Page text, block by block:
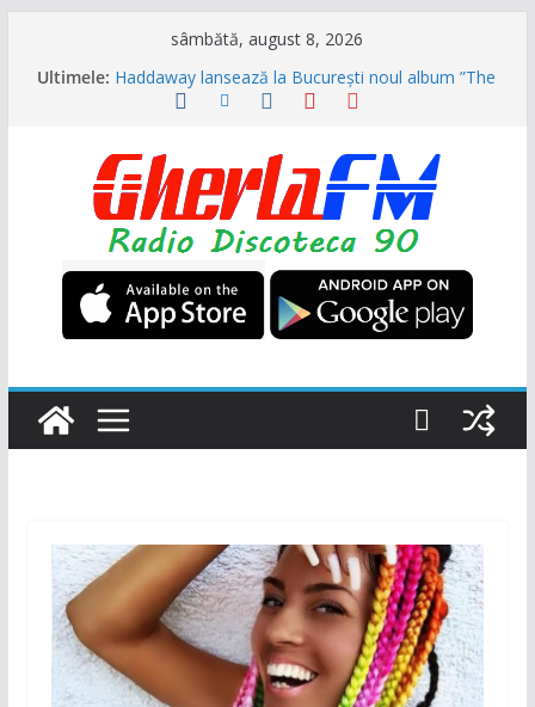
sâmbătă, august 8, 2026
Ultimele: Haddaway lansează la București noul album ”The
Sun” (Dr. Alban invitat special)
la NUBIRU împreună cu alți grei ai muzicii dance
din anii 90
Trupa „Animal X” se reunește, primul mare
concert va fi la UNTOLD
Ultra Nate se intoarce după aproape 30 de ani și
promite hitul verii 2026 împreună cu Hugel
N-Trance is Back! ”Higher” se numește noul
proiect (Videoclip oficial)